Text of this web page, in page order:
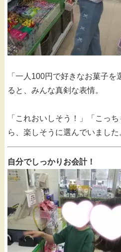
「一人100円で好きなお菓子
ると、みんな真剣な表情。
「これおいしそう！」「こっ
ら、楽しそうに選んでいました
自分でしっかりお会計！